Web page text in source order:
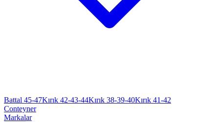
Battal 45-47Kırık 42-43-44Kırık 38-39-40Kırık 41-42
Conteyner
Markalar